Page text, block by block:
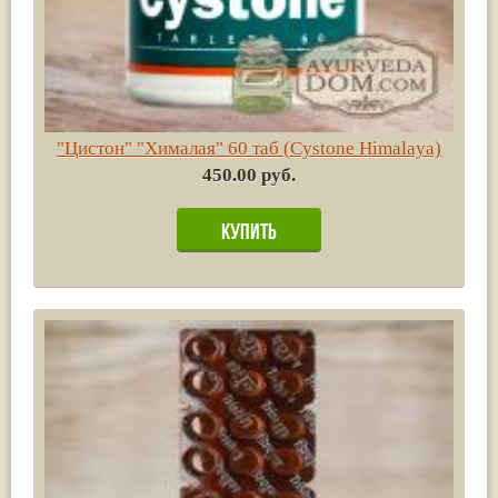
"Цистон" "Хималая" 60 таб (Cystone Himalaya)
450.00 руб.